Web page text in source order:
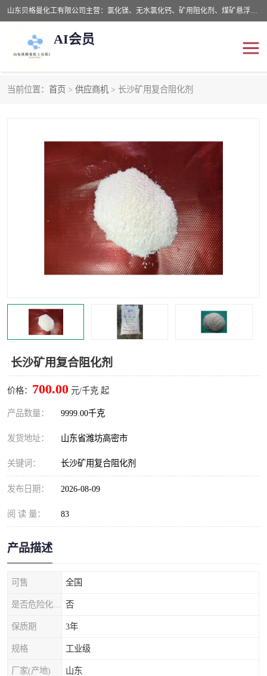
山东贝格曼化工有限公司主营：氯化镁、无水氯化钙、矿用阻化剂、煤矿悬浮剂、道路抑尘剂、氢氧化镁，防灭火剂等，公司位于山东省潍坊市滨海经济开发区,是专业从事对各种精细化工集研究、开发、制造于一体的现代化大型跨境化工企业，公司本着诚信经营、给每一位客户提供专业服务。
AI会员
当前位置： 首页 > 供应商机 > 长沙矿用复合阻化剂
长沙矿用复合阻化剂
价格： 700.00 元/千克 起
产品数量： 9999.00千克
发货地址： 山东省潍坊高密市
关键词： 长沙矿用复合阻化剂
发布日期： 2026-08-09
阅 读 量： 83
产品描述
可售 全国
否
保质期 3年
规格 工业级
厂家(产地) 山东
抑尘剂